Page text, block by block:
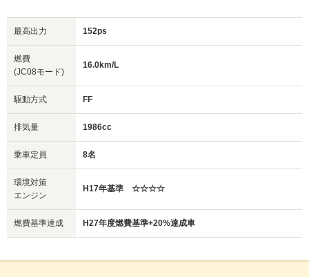
最高出力 152ps
燃費
(JC08モード)
16.0km/L
駆動方式 FF
排気量 1986cc
乗車定員 8名
環境対策
エンジン
H17年基準 ☆☆☆☆
燃費基準達成 H27年度燃費基準+20%達成車